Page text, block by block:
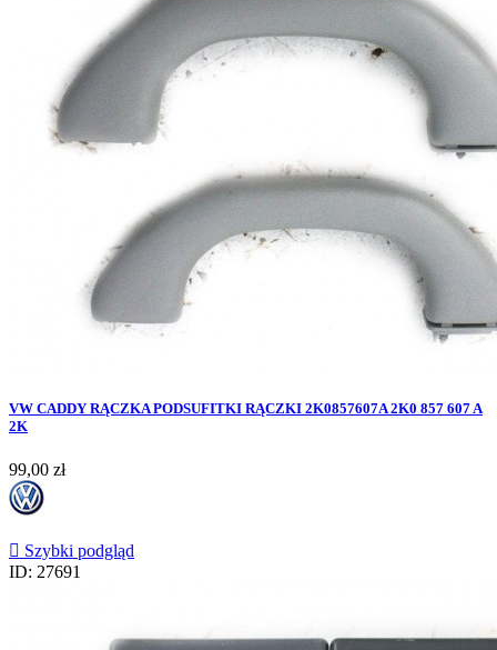
VW CADDY RĄCZKA PODSUFITKI RĄCZKI 2K0857607A 2K0 857 607 A
2K
Cena
99,00 zł
 Szybki podgląd
ID: 27691